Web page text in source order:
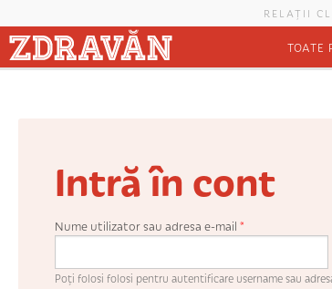
RELAȚII
TOATE
Intră în cont
Nume utilizator sau adresa e-mail *
Poți folosi folosi pentru autentificare username sau